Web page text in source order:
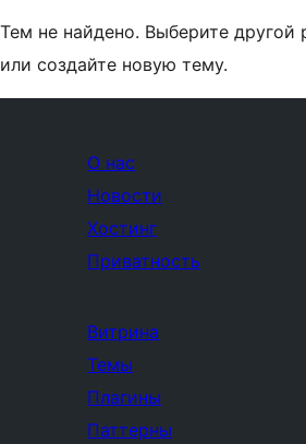
Тем не найдено. Выберите
или создайте новую тему.
О нас
Новости
Хостинг
Приватность
Витрина
Темы
Плагины
Паттерны